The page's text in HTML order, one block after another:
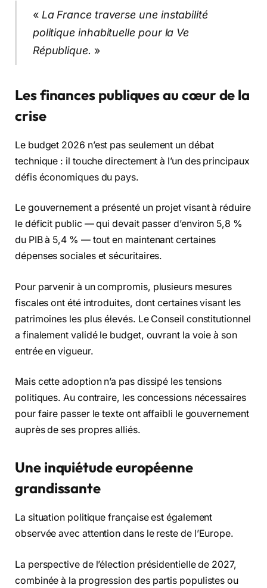
« La France traverse une instabilité
politique inhabituelle pour la Ve
République. »
Les finances publiques au cœur de la
crise
Le budget 2026 n’est pas seulement un débat
technique : il touche directement à l’un des principaux
défis économiques du pays.
Le gouvernement a présenté un projet visant à réduire
le déficit public — qui devait passer d’environ 5,8 %
du PIB à 5,4 % — tout en maintenant certaines
dépenses sociales et sécuritaires.
Pour parvenir à un compromis, plusieurs mesures
fiscales ont été introduites, dont certaines visant les
patrimoines les plus élevés. Le Conseil constitutionnel
a finalement validé le budget, ouvrant la voie à son
entrée en vigueur.
Mais cette adoption n’a pas dissipé les tensions
politiques. Au contraire, les concessions nécessaires
pour faire passer le texte ont affaibli le gouvernement
auprès de ses propres alliés.
Une inquiétude européenne
grandissante
La situation politique française est également
observée avec attention dans le reste de l’Europe.
La perspective de l’élection présidentielle de 2027,
combinée à la progression des partis populistes ou